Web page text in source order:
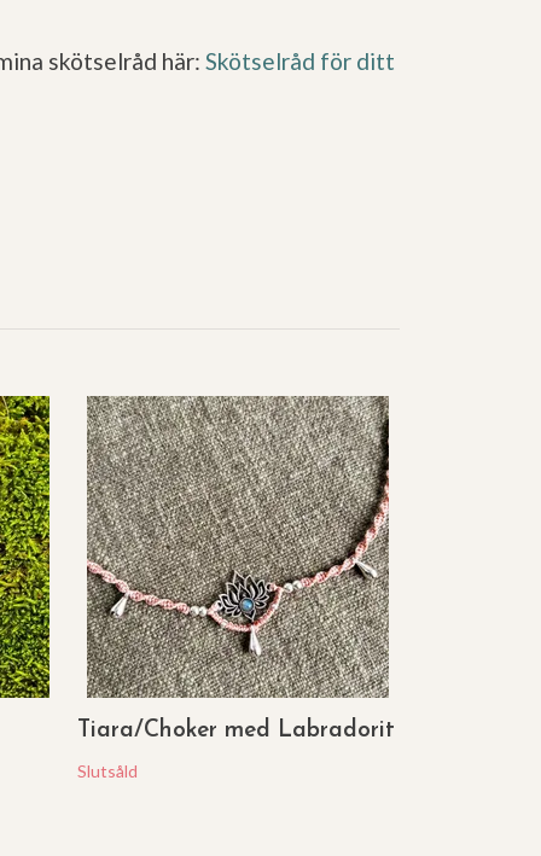
skötselråd här: Skötselråd för ditt
Tiara/Choker med Labradorit
Slutsåld